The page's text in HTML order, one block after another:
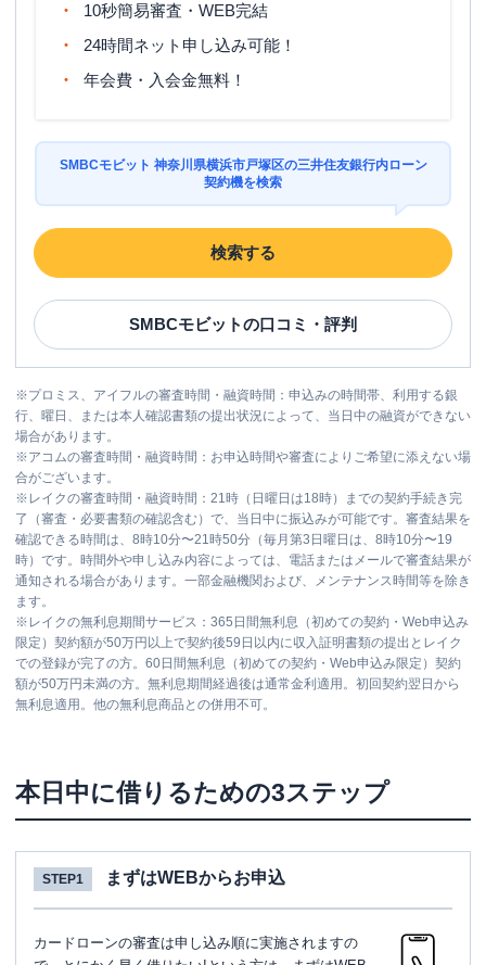
10秒簡易審査・WEB完結
24時間ネット申し込み可能！
年会費・入会金無料！
SMBCモビット 神奈川県横浜市戸塚区の三井住友銀行内ローン
契約機を検索
検索する
SMBCモビットの口コミ・評判
※プロミス、アイフルの審査時間・融資時間：申込みの時間帯、利用する銀
行、曜日、または本人確認書類の提出状況によって、当日中の融資ができない
場合があります。
※アコムの審査時間・融資時間：お申込時間や審査によりご希望に添えない場
合がございます。
※ レイクの審査時間・融資時間：21時（日曜日は18時）までの契約手続き完
了（審査・必要書類の確認含む）で、当日中に振込みが可能です。審査結果を
確認できる時間は、8時10分〜21時50分（毎月第3日曜日は、8時10分〜19
時）です。時間外や申し込み内容によっては、電話またはメールで審査結果が
通知される場合があります。一部金融機関および、メンテナンス時間等を除き
ます。
※ レイクの無利息期間サービス：365日間無利息（初めての契約・Web申込み
限定）契約額が50万円以上で契約後59日以内に収入証明書類の提出とレイク
での登録が完了の方。60日間無利息（初めての契約・Web申込み限定）契約
額が50万円未満の方。無利息期間経過後は通常金利適用。初回契約翌日から
無利息適用。他の無利息商品との併用不可。
本日中に借りるための3ステップ
STEP1 まずはWEBからお申込
カードローンの審査は申し込み順に実施されますの